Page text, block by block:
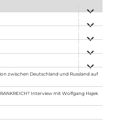
anzeigen
anzeigen
anzeigen
anzeigen
anzeigen
zwischen Deutschland und Russland auf
Interview mit Wolfgang Hajek